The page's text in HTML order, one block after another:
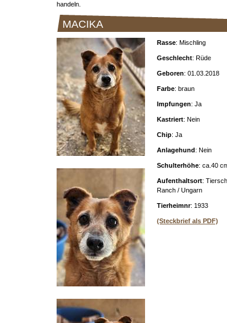
handeln.
MACIKA
Rasse: Mischling
Geschlecht: Rüde
Geboren: 01.03.2018
Farbe: braun
Impfungen: Ja
Kastriert: Nein
Chip: Ja
Anlagehund: Nein
Schulterhöhe: ca.40
Aufenthaltsort:
Ranch / Ungarn
Tierheimnr: 1933
(Steckbrief als PDF)